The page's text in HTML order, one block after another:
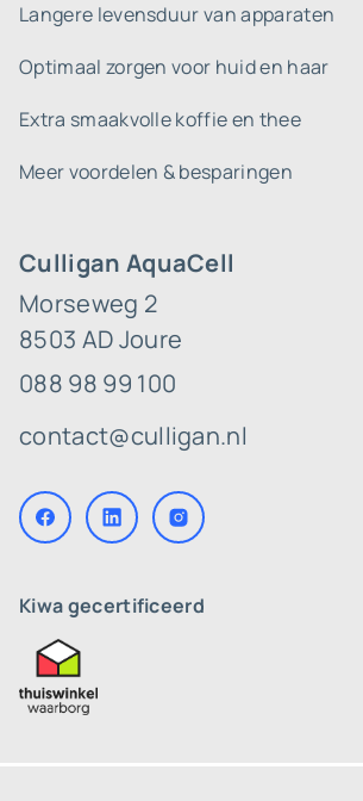
Culligan AquaCell
Morseweg 2
8503 AD Joure
088 98 99 100
contact@culligan.nl
Kiwa gecertificeerd
Langere levensduur van apparaten
Optimaal zorgen voor huid en haar
Extra smaakvolle koffie en thee
Meer voordelen & besparingen